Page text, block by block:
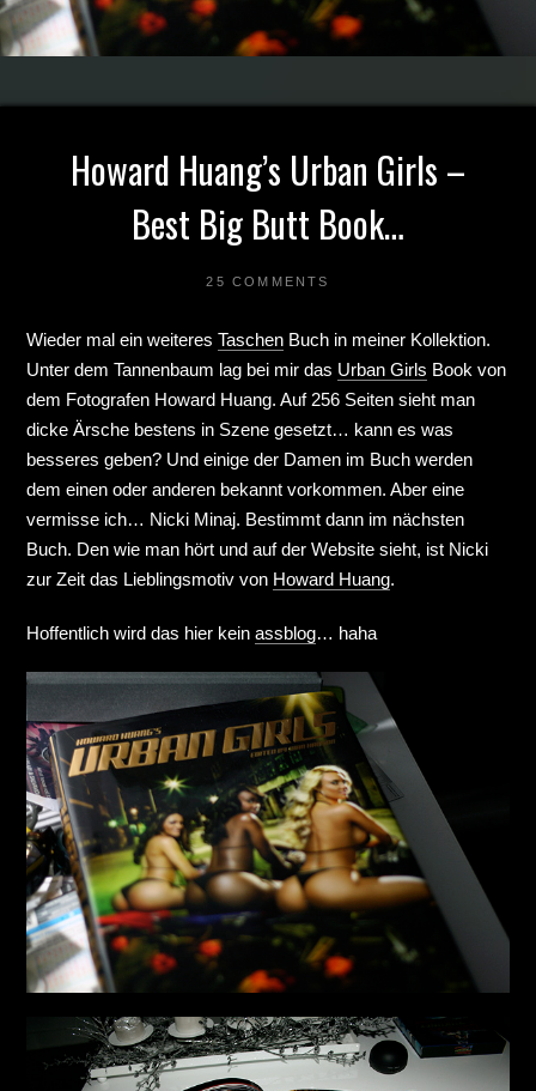
Howard Huang’s Urban Girls –
Best Big Butt Book…
25 COMMENTS
Wieder mal ein weiteresTaschen Buch in meiner Kollektion.
Unter dem Tannenbaum lag bei mir das Urban Girls Book von
dem Fotografen Howard Huang. Auf 256 Seiten sieht man
dicke Ärsche bestens in Szene gesetzt… kann es was
besseres geben? Und einige der Damen im Buch werden
dem einen oder anderen bekannt vorkommen. Aber eine
vermisse ich… Nicki Minaj. Bestimmt dann im nächsten
Buch. Den wie man hört und auf der Website sieht, ist Nicki
zur Zeit das Lieblingsmotiv von Howard Huang.
Hoffentlich wird das hier keinassblog… haha